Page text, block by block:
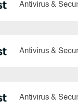
Antivirus &
Antivirus &
Antivirus &